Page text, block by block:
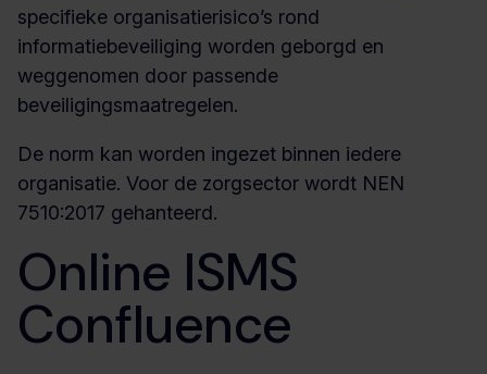
specifieke organisatierisico’s rond
informatiebeveiliging worden geborgd en
weggenomen door passende
beveiligingsmaatregelen.
De norm kan worden ingezet binnen iedere
organisatie. Voor de zorgsector wordt NEN
7510:2017 gehanteerd.
Online ISMS
Confluence